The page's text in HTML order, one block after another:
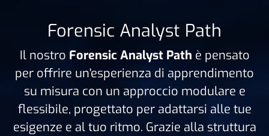
Forensic Analyst Path
Il nostro Forensic Analyst Path è pensato
per offrire un'esperienza di apprendimento
su misura con un approccio modulare e
flessibile, progettato per adattarsi alle tue
esigenze e al tuo ritmo. Grazie alla struttura